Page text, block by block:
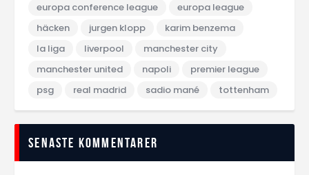
europa conference league
europa league
häcken
jurgen klopp
karim benzema
la liga
liverpool
manchester city
manchester united
napoli
premier league
psg
real madrid sadio mané tottenham
Senaste kommentarer